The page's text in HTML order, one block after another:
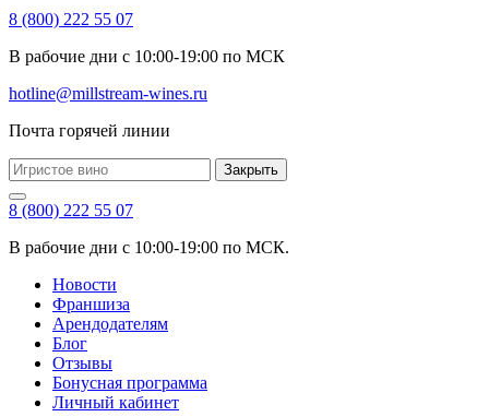
8 (800) 222 55 07
В рабочие дни с 10:00-19:00 по МСК
hotline@millstream-wines.ru
Почта горячей линии
Закрыть
8 (800) 222 55 07
В рабочие дни с 10:00-19:00 по МСК.
Новости
Франшиза
Арендодателям
Блог
Отзывы
Бонусная программа
Личный кабинет